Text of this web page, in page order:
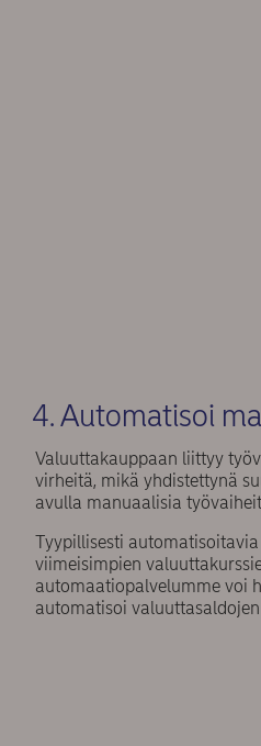
4. Automatisoi
Valuuttakauppaan liittyy
virheitä, mikä yhdistettynä
avulla manuaalisia
Tyypillisesti
viimeisimpien
automaatiopalvelumme voi
automatisoi